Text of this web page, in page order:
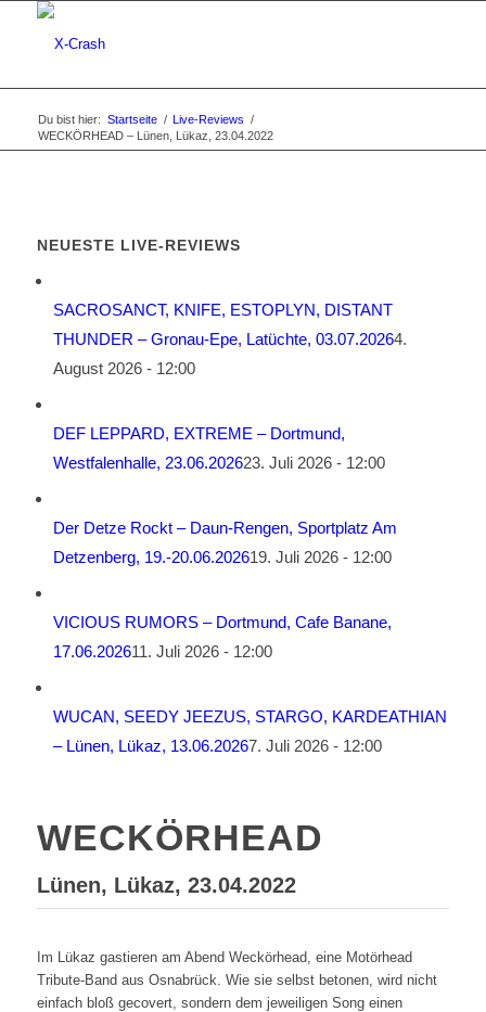
Du bist hier: Startseite / Live-Reviews /
WECKÖRHEAD – Lünen, Lükaz, 23.04.2022
NEUESTE LIVE-REVIEWS
SACROSANCT, KNIFE, ESTOPLYN, DISTANT
THUNDER – Gronau-Epe, Latüchte, 03.07.20264.
August 2026 - 12:00
DEF LEPPARD, EXTREME – Dortmund,
Westfalenhalle, 23.06.202623. Juli 2026 - 12:00
Der Detze Rockt – Daun-Rengen, Sportplatz Am
Detzenberg, 19.-20.06.202619. Juli 2026 - 12:00
VICIOUS RUMORS – Dortmund, Cafe Banane,
17.06.202611. Juli 2026 - 12:00
WUCAN, SEEDY JEEZUS, STARGO, KARDEATHIAN
– Lünen, Lükaz, 13.06.20267. Juli 2026 - 12:00
WECKÖRHEAD
Lünen, Lükaz, 23.04.2022
Im Lükaz gastieren am Abend Weckörhead, eine Motörhead
Tribute-Band aus Osnabrück. Wie sie selbst betonen, wird nicht
einfach bloß gecovert, sondern dem jeweiligen Song einen